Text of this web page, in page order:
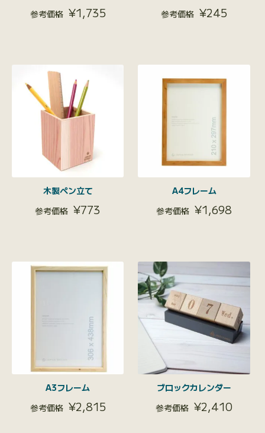
¥1,735 ¥245
木製ペン立て
¥773
A4フレーム
¥1,698
A3フレーム
¥2,815
ブロックカレンダー
¥2,410